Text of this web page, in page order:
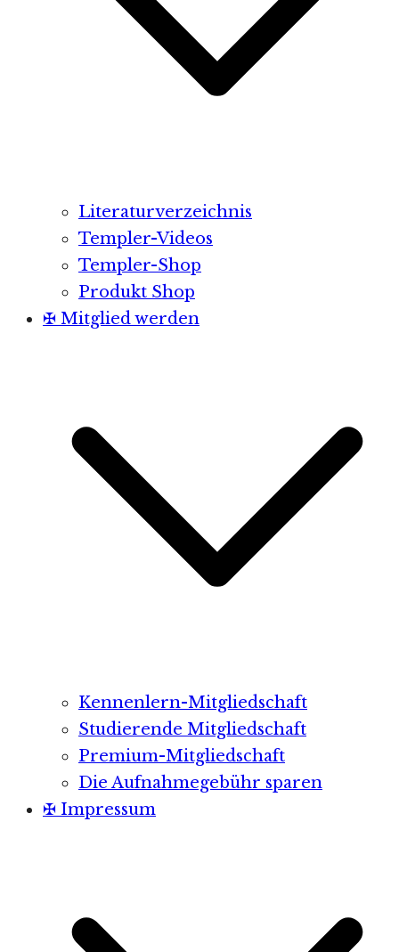
Literaturverzeichnis
Templer-Videos
Templer-Shop
Produkt Shop
✠ Mitglied werden
Kennenlern-Mitgliedschaft
Studierende Mitgliedschaft
Premium-Mitgliedschaft
Die Aufnahmegebühr sparen
✠ Impressum